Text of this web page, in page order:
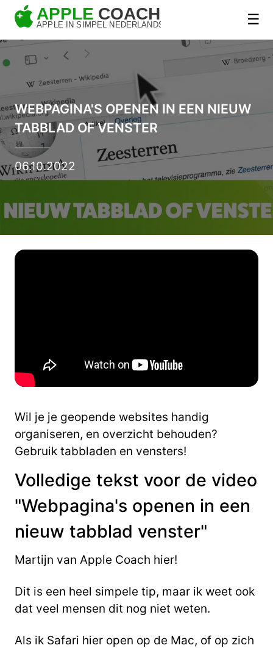
☰
WEBPAGINA'S OPENEN IN EEN NIEUW
TABBLAD OF VENSTER
06.10.2022
Wil je je geopende websites handig
organiseren, en overzicht behouden?
Gebruik tabbladen en vensters!
Volledige tekst voor de video
"Webpagina's openen in een
nieuw tabblad venster"
Martijn van Apple Coach hier!
Dit is een heel simpele tip, maar ik weet ook
dat veel mensen dit nog niet weten.
Als ik Safari hier open op de Mac, of op zich